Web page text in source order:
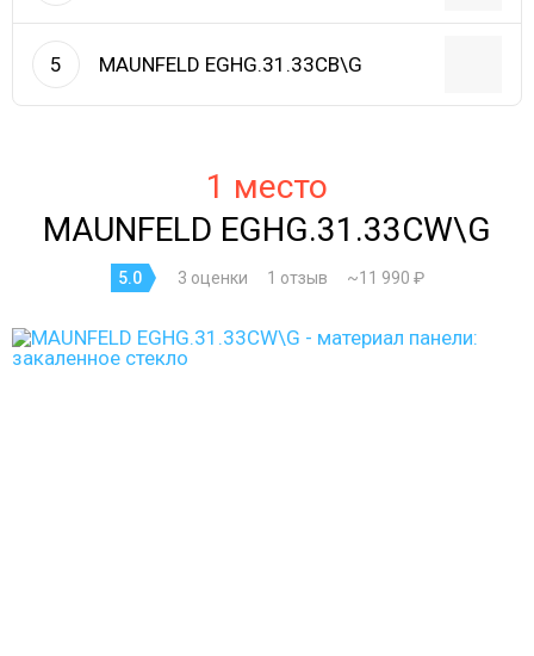
5 MAUNFELD EGHG.31.33CB\G
1 место
MAUNFELD EGHG.31.33CW\G
5.0 3 оценки 1 отзыв ~11 990 ₽